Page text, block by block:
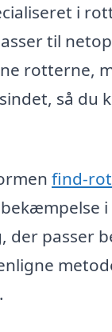
i
til
rotterne,
så du
find-
der passer